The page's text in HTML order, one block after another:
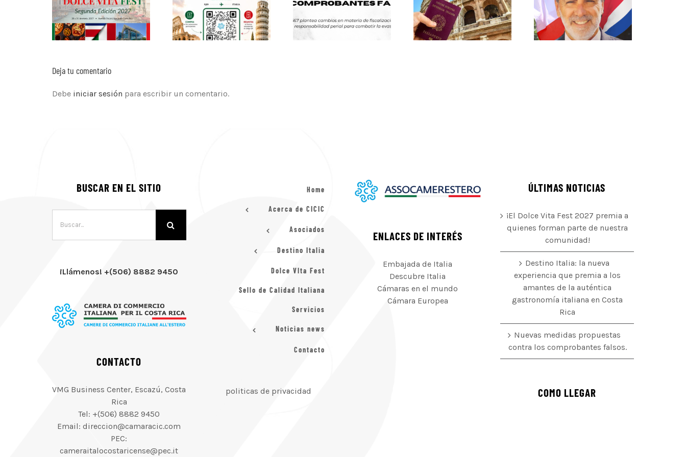
Deja tu comentario
Debe iniciar sesión para escribir un comentario.
BUSCAR EN EL SITIO
¡Llámenos! +(506) 8882 9450
CONTACTO
VMG Business Center, Escazú, Costa
Rica
Tel: +(506) 8882 9450
Email: direccion@camaracic.com
PEC:
cameraitalocostaricense@pec.it
Home
Acerca de CICIC
Asociados
Destino Italia
Dolce VIta Fest
Sello de Calidad Italiana
Servicios
Noticias news
Contacto
politicas de privacidad
ENLACES DE INTERÉS
Embajada de Italia
Descubre Italia
Cámaras en el mundo
Cámara Europea
ÚLTIMAS NOTICIAS
¡El Dolce Vita Fest 2027 premia a
quienes forman parte de nuestra
comunidad!
Destino Italia: la nueva
experiencia que premia a los
amantes de la auténtica
gastronomía italiana en Costa
Rica
Nuevas medidas propuestas
contra los comprobantes falsos.
COMO LLEGAR